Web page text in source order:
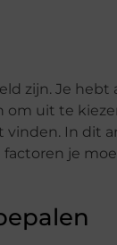
zijn. Je
uit te
In dit
je